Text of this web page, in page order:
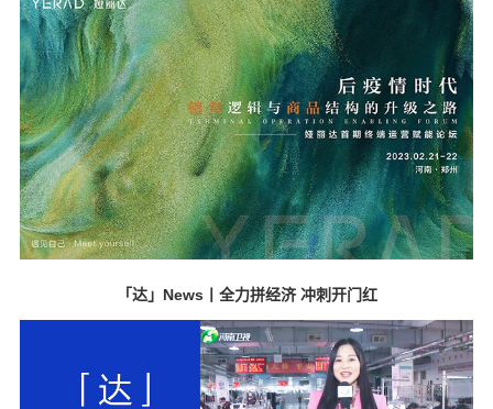
「达」News丨全力拼经济 冲刺开门红